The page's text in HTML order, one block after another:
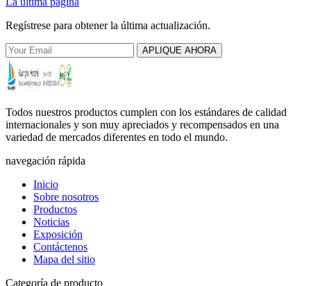
Regístrese para obtener la última actualización.
APLIQUE AHORA
Todos nuestros productos cumplen con los estándares de calidad
internacionales y son muy apreciados y recompensados ​​en una
variedad de mercados diferentes en todo el mundo.
navegación rápida
Inicio
Sobre nosotros
Productos
Noticias
Exposición
Contáctenos
Mapa del sitio
Categoría de producto